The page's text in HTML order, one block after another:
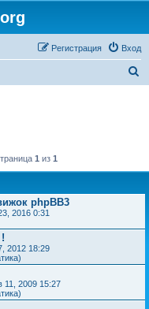
Вход
Регистрация
1 из 1
phpBB3
2016 0:31
2012 18:29
11, 2009 15:27